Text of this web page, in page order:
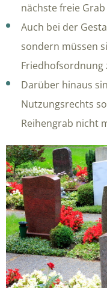
nächste freie
Auch bei der
sondern müssen
Friedhofsordnung
Darüber hinaus
Nutzungsrechts
Reihengrab nicht